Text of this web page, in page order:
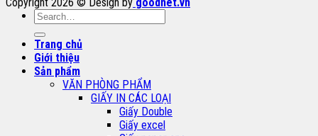
Search
for:
Trang chủ
Giới thiệu
Sản phẩm
VĂN PHÒNG PHẨM
GIẤY IN CÁC LOẠI
Giấy Double
Giấy excel